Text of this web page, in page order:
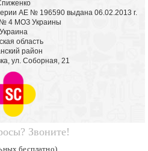
АЕ № 196590 выдана 06.02.2013 г.
4 МОЗ Украины
Украина
область
район
ул. Соборная, 21
Звоните!
бесплатно)